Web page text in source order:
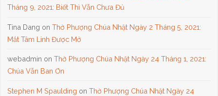
Tháng 9, 2021: Biết Thì Vẫn Chưa Đủ
Tina Dang onThờ Phượng Chúa Nhật Ngày 2 Tháng 5, 2021:
Mắt Tâm Linh Được Mở
webadmin onThờ Phượng Chúa Nhật Ngày 24 Tháng 1, 2021:
Chúa Vẫn Ban Ơn
Stephen M Spaulding onThờ Phượng Chúa Nhật Ngày 24